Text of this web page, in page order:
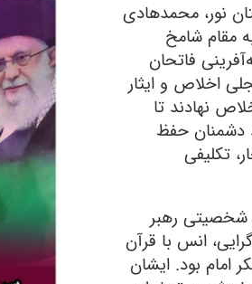
نور، محمدهادی
مقام شامخ
فاتحان
اخلاص و ایثار
نهادند تا
دشمنان حفظ
تکلیفی
شخصیتی رهبر
انس با قرآن
امام بود. ایشان